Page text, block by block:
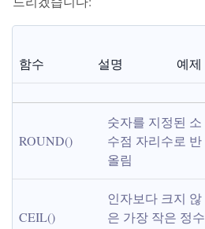
함수 설명 예제
ROUND()
숫자를 지정된 소
수점 자리수로 반
올림
CEIL()
인자보다 크지 않
은 가장 작은 정수